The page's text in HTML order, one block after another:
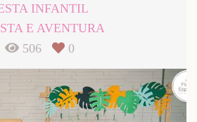
INFANTIL
E AVENTURA
506
0